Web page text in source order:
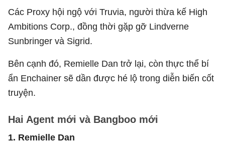
Các Proxy hội ngộ với Truvia, người thừa kế High
Ambitions Corp., đồng thời gặp gỡ Lindverne
Sunbringer và Sigrid.
Bên cạnh đó, Remielle Dan trở lại, còn thực thể bí
ẩn Enchainer sẽ dần được hé lộ trong diễn biến cốt
truyện.
Hai Agent mới và Bangboo mới
1. Remielle Dan